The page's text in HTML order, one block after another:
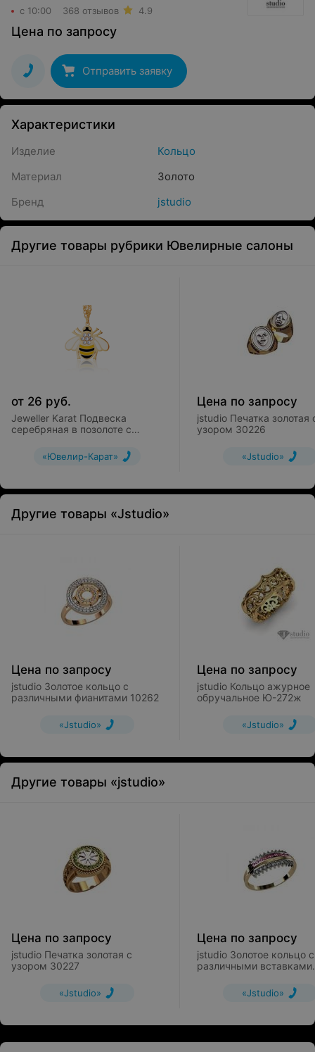
с 10:00 368 отзывов 4.9
Цена по запросу
Отправить заявку
Характеристики
Изделие
Кольцо
Материал
Золото
Бренд
jstudio
Другие товары рубрики Ювелирные салоны
от 26 руб.
Jeweller Karat Подвеска
серебряная в позолоте с
2138935/93пбг-жг-чг
«Ювелир-Карат»
Цена по запросу
jstudio Печатка золотая
узором 30226
«Jstudio»
Другие товары «Jstudio»
Цена по запросу
jstudio Золотое кольцо с
различными фианитами 10262
«Jstudio»
Цена по запросу
jstudio Кольцо ажурное
обручальное Ю-272ж
«Jstudio»
Другие товары «jstudio»
Цена по запросу
jstudio Печатка золотая с
узором 30227
«Jstudio»
Цена по запросу
jstudio Золотое кольцо с
различными вставками
«Jstudio»